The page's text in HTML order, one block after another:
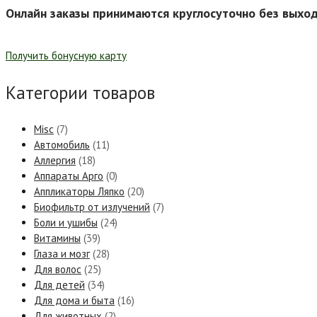
Онлайн заказы принимаются круглосуточно без
Получить бонусную карту
Категории товаров
Misc (7)
Автомобиль (11)
Аллергия (18)
Аппараты Арго (0)
Аппликаторы Ляпко (20)
Биофильтр от излучений (7)
Боли и ушибы (24)
Витамины (39)
Глаза и мозг (28)
Для волос (25)
Для детей (34)
Для дома и быта (16)